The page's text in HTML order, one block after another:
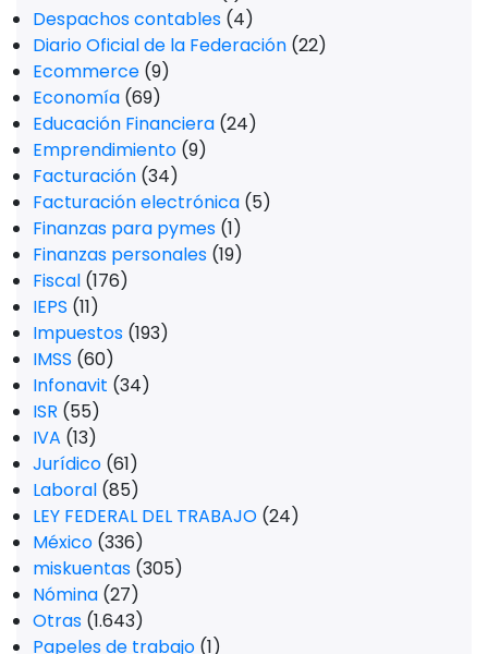
Despachos contables (4)
Diario Oficial de la Federación (22)
Ecommerce (9)
Economía (69)
Educación Financiera (24)
Emprendimiento (9)
Facturación (34)
Facturación electrónica (5)
Finanzas para pymes (1)
Finanzas personales (19)
Fiscal (176)
IEPS (11)
Impuestos (193)
IMSS (60)
Infonavit (34)
ISR (55)
IVA (13)
Jurídico (61)
Laboral (85)
LEY FEDERAL DEL TRABAJO (24)
México (336)
miskuentas (305)
Nómina (27)
Otras (1.643)
Papeles de trabajo (1)